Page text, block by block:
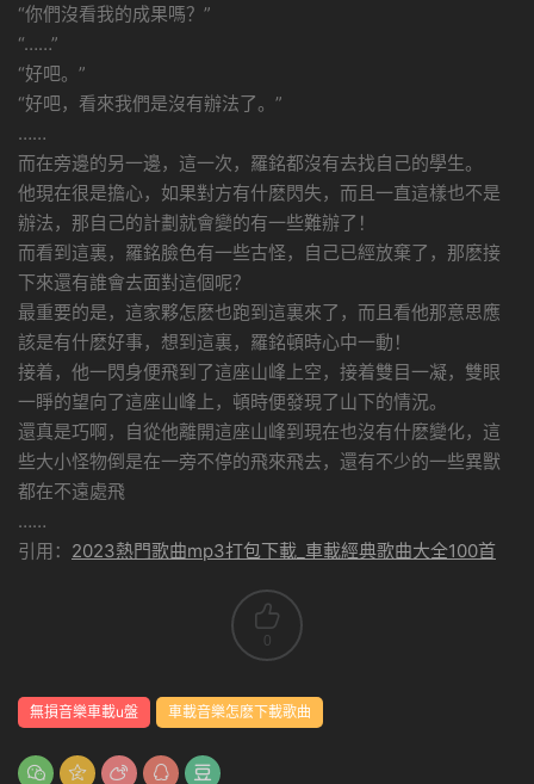
“你們沒看我的成果嗎？”
“……”
“好吧。”
“好吧，看來我們是沒有辦法了。”
……
而在旁邊的另一邊，這一次，羅銘都沒有去找自己的學生。
他現在很是擔心，如果對方有什麽閃失，而且一直這樣也不是
辦法，那自己的計劃就會變的有一些難辦了！
而看到這裏，羅銘臉色有一些古怪，自己已經放棄了，那麽接
下來還有誰會去面對這個呢？
最重要的是，這家夥怎麽也跑到這裏來了，而且看他那意思應
該是有什麽好事，想到這裏，羅銘頓時心中一動！
接着，他一閃身便飛到了這座山峰上空，接着雙目一凝，雙眼
一睜的望向了這座山峰上，頓時便發現了山下的情況。
還真是巧啊，自從他離開這座山峰到現在也沒有什麽變化，這
些大小怪物倒是在一旁不停的飛來飛去，還有不少的一些異獸
都在不遠處飛
……
引用： 2023熱門歌曲mp3打包下載_車載經典歌曲大全100首
0
無損音樂車載u盤 車載音樂怎麽下載歌曲